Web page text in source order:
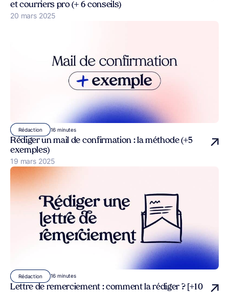
et courriers pro (+ 6 conseils)
Publié le
20 mars 2025
Rédaction 16 minutes
Rédiger un mail de confirmation : la méthode (+5
exemples)
Publié le
19 mars 2025
Rédaction 16 minutes
Lettre de remerciement : comment la rédiger ? [+10